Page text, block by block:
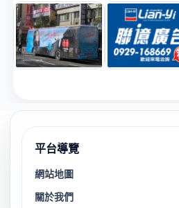
平台導覽
網站地圖
關於我們